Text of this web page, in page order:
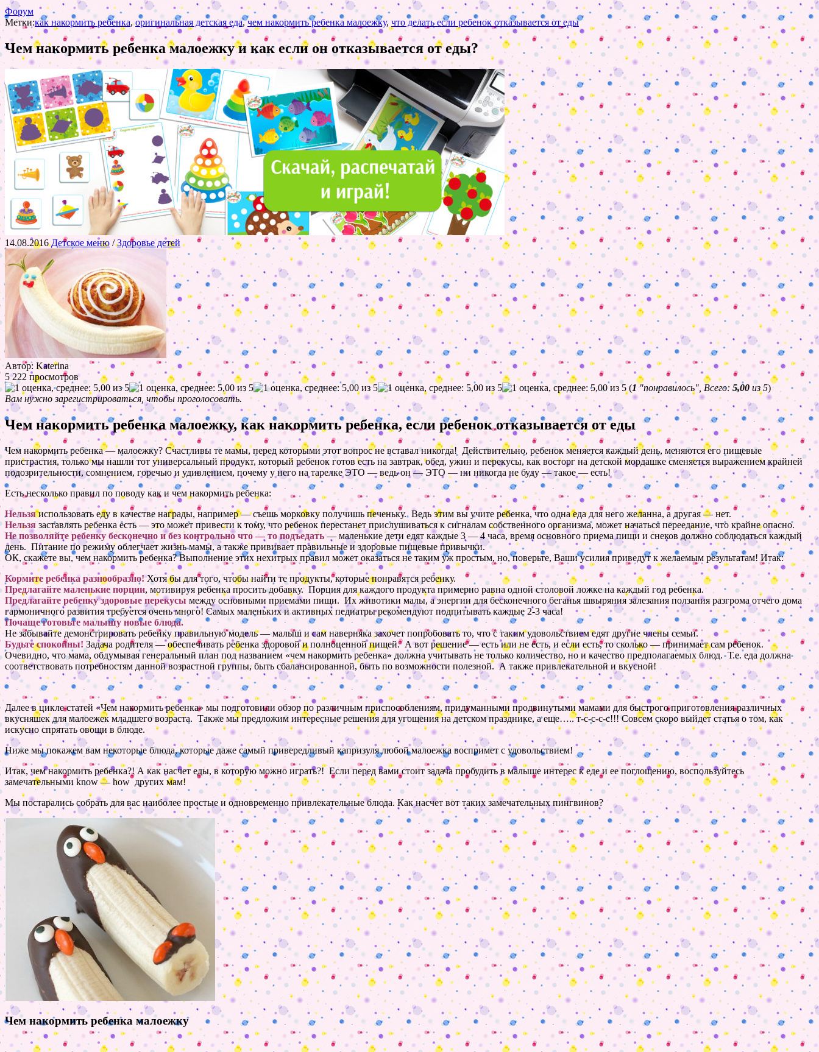
Форум
Метки:как накормить ребенка,оригинальная детская еда,чем накормить ребенка малоежку, что делать если ребенок отказывается от еды
Чем накормить ребенка малоежку и как если он отказывается от еды?
14.08.2016Детское меню /Здоровье детей
Автор: Katerina
5 222 просмотров
(1 "понравилось", Всего: 5,00 из 5)
Вам нужно зарегистрироваться, чтобы проголосовать.
Чем накормить ребенка малоежку, как накормить ребенка, если ребенок отказывается от еды
Чем накормить ребенка — малоежку? Счастливы те мамы, перед которыми этот вопрос не вставалникогда! Действительно, ребенок меняется каждый день, меняются его пищевые
пристрастия, только мы нашли тот универсальный продукт, который ребенок готов есть на завтрак, обед, ужин и перекусы, как восторг на детской мордашке сменяется выражением крайней
подозрительности, сомнением, горечью и удивлением, почему у него на тарелке ЭТО — ведь он — ЭТО — ни никогда не буду — такое — есть!
Есть несколько правил по поводу как и чем накормить ребенка:
Нельзяиспользовать еду в качестве награды, например — съешь морковку получишь печеньку. Ведь этим вы учите ребенка, что одна еда для него желанна, а другая — нет.
Нельзя заставлять ребенка есть — это может привести к тому, что ребенок перестанет прислушиваться к сигналам собственного организма, может начаться переедание, что крайне опасно.
Не позволяйте ребенку бесконечно ибез контрольно что — то подъедать— маленькие дети едят каждые 3 — 4 часа, время основного приема пищи и снековдолжно соблюдаться каждый
день. Питание по режиму облегчает жизнь мамы, а также прививает правильные и здоровые пищевые привычки.
ОК, скажете вы, чем накормить ребенка? Выполнение этих нехитрых правил может оказаться не таким уж простым, но, поверьте, Ваши усилия приведут к желаемым результатам! Итак:
Кормите ребенка разнообразно! Хотя бы для того, чтобы найти те продукты, которые понравятся ребенку.
Предлагайте маленькие порции, мотивируя ребенка просить добавку. Порция для каждого продукта примерно равна одной столовой ложке на каждый год ребенка.
Предлагайте ребенку здоровые перекусы между основными приемами пищи. Их животики малы, а энергии для бесконечного беганья швыряния залезания ползания разгрома отчего дома
гармоничного развития требуется очень много! Самых маленьких и активныхпедиатрырекомендуют подпитывать каждые 2-3 часа!
Почаще готовьте малышу новые блюда.
Не забывайте демонстрировать ребенку правильнуюмодель — малыши сам наверняка захочет попробовать то, что с таким удовольствием едят другие члены семьи.
Будьте спокойны! Задача родителя — обеспечивать ребенка здоровой и полноценной пищей. А вот решение — естьили не есть, и если есть, тосколько — принимаетсам ребенок.
Очевидно, что мама, обдумывая генеральный план под названием «чем накормить ребенка» должна учитывать не только количество, но и качество предполагаемых блюд. Т.е. еда должна
соответствовать потребностям данной возрастной группы, быть сбалансированной, быть по возможности полезной. А также привлекательной и вкусной!
Далее в цикле статей «Чем накормить ребенка» мы подготовили обзор по различным приспособлениям, придуманными продвинутыми мамами для быстрого приготовления различных
вкусняшекдля малоежек младшего возраста. Также мы предложим интересные решения для угощения на детском празднике, а еще…..т-с-с-с-с!!! Совсем скоро выйдет статья о том, как
искусно спрятать овощи в блюде.
Ниже мы покажем вам некоторые блюда, которые даже самый привередливый капризуля любой малоежка воспримет с удовольствием!
Итак, чем накормить ребенка?! А как насчет еды, в которую можно играть?! Если перед вами стоит задача пробудить в малыше интерес к еде и ее поглощению, воспользуйтесь
замечательными know — how других мам!
Мы постарались собрать для вас наиболее простые и одновременно привлекательные блюда. Как насчет вот таких замечательных пингвинов?
Чем накормить ребенка малоежку